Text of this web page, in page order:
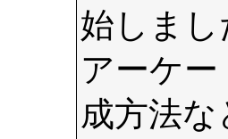
始しま
アーケ
成方法な